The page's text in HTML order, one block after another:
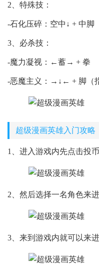
2、特殊技：
-石化压碎：空中↓ + 中脚
3、必杀技：
-魔力凝视：←蓄→ + 拳
-恶魔主义：→↓← + 脚（
超级漫画英雄入门攻略
1、进入游戏内先点击投
2、然后选择一名角色来进
3、来到游戏内就可以来进